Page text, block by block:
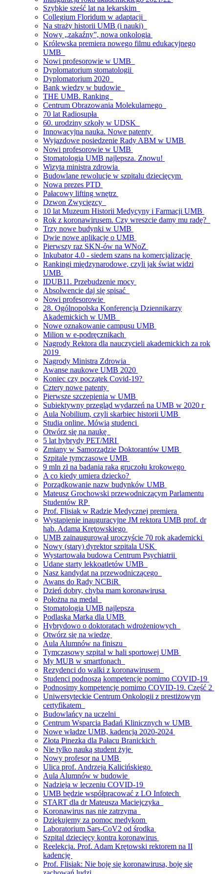
Szybkie sześć lat na lekarskim
Collegium Floridum w adaptacji
Na straży historii UMB (i nauki)
Nowy „zakaźny”, nowa onkologia
Królewska premiera nowego filmu edukacyjnego
UMB
Nowi profesorowie w UMB
Dyplomatorium stomatologii
Dyplomatorium 2020
Bank wiedzy w budowie
THE UMB. Ranking
Centrum Obrazowania Molekularnego
70 lat Radiosupła
60. urodziny szkoły w UDSK
Innowacyjna nauka. Nowe patenty
Wyjazdowe posiedzenie Rady ABM w UMB
Nowi profesorowie w UMB
Stomatologia UMB najlepsza. Znowu!
Wizyta ministra zdrowia
Budowlane rewolucje w szpitalu dziecięcym
Nowa prezes PTD
Pałacowy lifting wnętrz
Dzwon Zwycięzcy
10 lat Muzeum Historii Medycyny i Farmacji UMB
Rok z koronawirusem. Czy wreszcie damy mu radę?
Trzy nowe budynki w UMB
Dwie nowe aplikacje o UMB
Pierwszy raz SKN-ów na WNoZ
Inkubator 4.0 - siedem szans na komercjalizację
Rankingi międzynarodowe, czyli jak świat widzi
UMB
IDUB11. Przebudzenie mocy
Absolwencie daj się spisać
Nowi profesorowie
28. Ogólnopolska Konferencja Dziennikarzy
Akademickich w UMB
Nowe oznakowanie campusu UMB
Milion w e-podręcznikach
Nagrody Rektora dla nauczycieli akademickich za rok
2019
Nagrody Ministra Zdrowia
Awanse naukowe UMB 2020
Koniec czy początek Covid-19?
Cztery nowe patenty
Pierwsze szczepienia w UMB
Subiektywny przegląd wydarzeń na UMB w 2020 r
Aula Nobilium, czyli skarbiec historii UMB
Studia online. Mówią studenci
Otwórz się na naukę
5 lat hybrydy PET/MRI
Zmiany w Samorządzie Doktorantów UMB
Szpitale tymczasowe UMB
9 mln zł na badania raka gruczołu krokowego
A co kiedy umiera dziecko?
Porządkowanie nazw budynków UMB
Mateusz Grochowski przewodniczącym Parlamentu
Studentów RP
Prof. Flisiak w Radzie Medycznej premiera
Wystąpienie inauguracyjne JM rektora UMB prof. dr
hab. Adama Krętowskiego
UMB zainaugurował uroczyście 70 rok akademicki
Nowy (stary) dyrektor szpitala USK
Wystartowała budowa Centrum Psychiatrii
Udane starty lekkoatletów UMB
Nasz kandydat na przewodniczącego
Awans do Rady NCBiR
Dzień dobry, chyba mam koronawirusa
Położna na medal
Stomatologia UMB najlepsza
Podlaska Marka dla UMB
Hybrydowo o doktoratach wdrożeniowych
Otwórz się na wiedzę
Aula Alumnów na finiszu
Tymczasowy szpital w hali sportowej UMB
My MUB w smartfonach
Rezydenci do walki z koronawirusem
Studenci podnoszą kompetencje pomimo COVID-19
Podnosimy kompetencje pomimo COVID-19. Część 2
Uniwersyteckie Centrum Onkologii z prestiżowym
certyfikatem
Budowlańcy na uczelni
Centrum Wsparcia Badań Klinicznych w UMB
Nowe władze UMB, kadencja 2020-2024
Złota Pinezka dla Pałacu Branickich
Nie tylko nauką student żyje
Nowy profesor na UMB
Ulica prof. Andrzeja Kalicińskiego
Aula Alumnów w budowie
Nadzieja w leczeniu COVID-19
UMB będzie współpracować z LO Infotech
START dla dr Mateusza Maciejczyka
Koronawirus nas nie zatrzyma
Dziękujemy za pomoc medykom
Laboratorium Sars-CoV2 od środka
Szpital dziecięcy kontra koronawirus
Reelekcja. Prof. Adam Krętowski rektorem na II
kadencję
Prof. Flisiak: Nie boję się koronawirusa, boję się